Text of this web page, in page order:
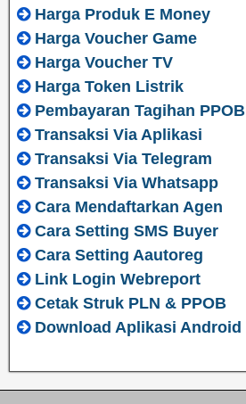
Harga Produk E Money
Harga Voucher Game
Harga Voucher TV
Harga Token Listrik
Pembayaran Tagihan PPOB
Transaksi Via Aplikasi
Transaksi Via Telegram
Transaksi Via Whatsapp
Cara Mendaftarkan Agen
Cara Setting SMS Buyer
Cara Setting Aautoreg
Link Login Webreport
Cetak Struk PLN & PPOB
Download Aplikasi Android